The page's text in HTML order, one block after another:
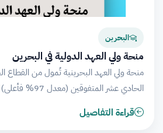
البحرين
منحة ولي العهد الدولية في البحرين
منحة ولي العهد البحرينية تُمول من
الحادي عشر المتفوقين (معدل 97% فأعلى) للدراسة في…
قراءة التفاصيل